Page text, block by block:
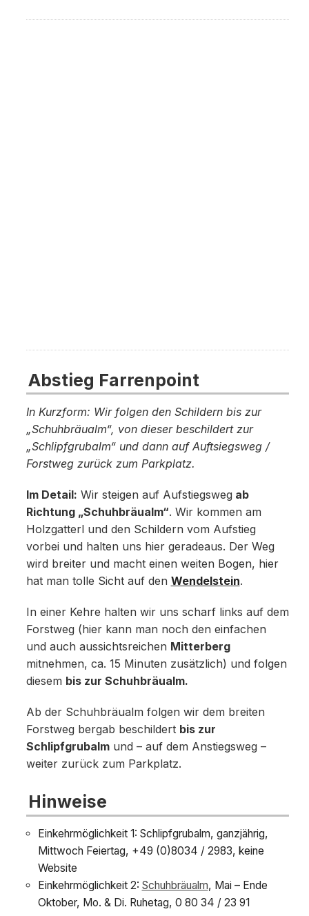
Abstieg Farrenpoint
In Kurzform: Wir folgen den Schildern bis zur
„Schuhbräualm“, von dieser beschildert zur
„Schlipfgrubalm“ und dann auf Auftsiegsweg /
Forstweg zurück zum Parkplatz.
Im Detail: Wir steigen auf Aufstiegsweg ab
Richtung „Schuhbräualm“. Wir kommen am
Holzgatterl und den Schildern vom Aufstieg
vorbei und halten uns hier geradeaus. Der Weg
wird breiter und macht einen weiten Bogen, hier
hat man tolle Sicht auf den Wendelstein.
In einer Kehre halten wir uns scharf links auf dem
Forstweg (hier kann man noch den einfachen
und auch aussichtsreichen Mitterberg
mitnehmen, ca. 15 Minuten zusätzlich) und folgen
diesem bis zur Schuhbräualm.
Ab der Schuhbräualm folgen wir dem breiten
Forstweg bergab beschildert bis zur
Schlipfgrubalmund – auf dem Anstiegsweg –
weiter zurück zum Parkplatz.
Hinweise
Einkehrmöglichkeit 1: Schlipfgrubalm, ganzjährig,
Mittwoch Feiertag, +49 (0)8034 / 2983, keine
Website
Einkehrmöglichkeit 2: Schuhbräualm, Mai – Ende
Oktober, Mo. & Di. Ruhetag, 0 80 34 / 23 91